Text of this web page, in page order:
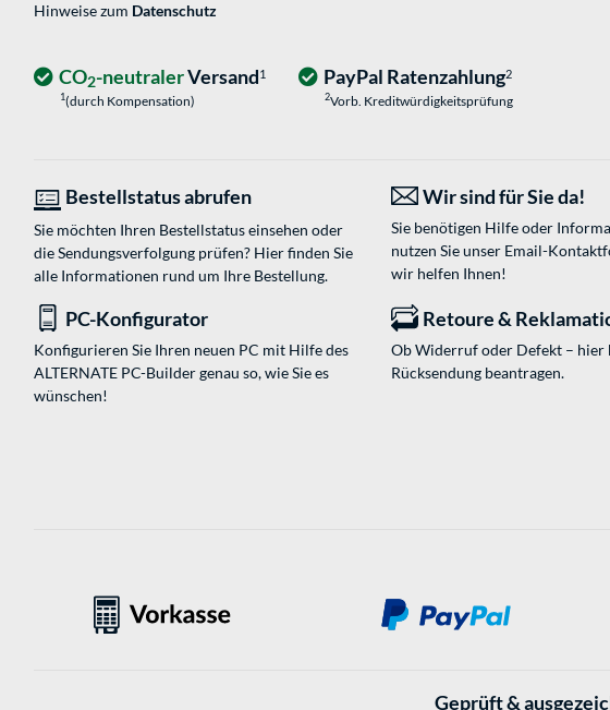
Hinweise zum Datenschutz
CO2-neutralerVersand1
1(durch Kompensation)
PayPal Ratenzahlung2
2Vorb. Kreditwürdigkeitsprüfung
Bestellstatus abrufen
Sie möchten Ihren Bestellstatus einsehen oder
die Sendungsverfolgung prüfen? Hier finden Sie
alle Informationen rund um Ihre Bestellung.
Wir sind für Sie da!
Sie benötigen Hilfe oder
nutzen Sie unser Email-
wir helfen Ihnen!
PC-Konfigurator
Konfigurieren Sie Ihren neuen PC mit Hilfe des
ALTERNATE PC-Builder genau so, wie Sie es
wünschen!
Retoure &
Ob Widerruf oder Defekt – hier
Rücksendung beantragen.
Geprüft &